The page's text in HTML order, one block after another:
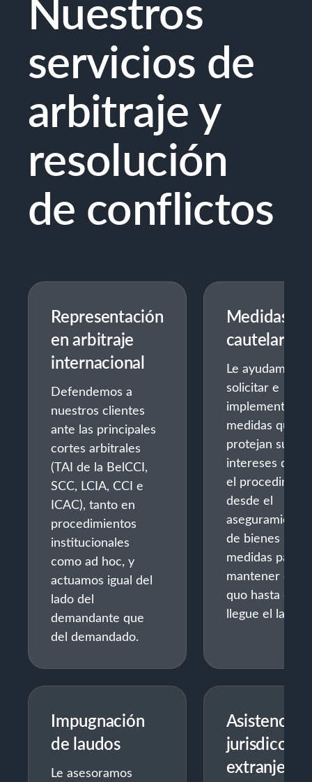
servicios de
arbitraje y
resolución
de conflictos
Representación
en arbitraje
internacional
Defendemos a
nuestros clientes
ante las principales
cortes arbitrales
(TAI de la BelCCI,
SCC, LCIA, CCI e
ICAC), tanto en
procedimientos
institucionales
como ad hoc, y
actuamos igual del
lado del
demandante que
del demandado.
Medidas
cautelares
Le ayudamos a
solicitar e
implementar
medidas que
protejan sus
intereses
el
desde el
aseguramiento
de bienes hasta
medidas para
mantener el
quo hasta que
llegue el laudo.
Impugnación
de laudos
Le asesoramos
Asistencia
extranjeras